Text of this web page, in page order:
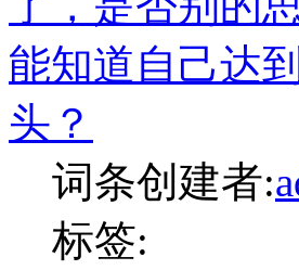
能知道自己达
头？
词条创建者:
标签: